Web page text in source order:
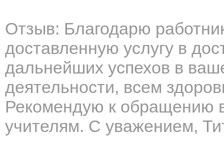
Отзыв: Благодарю
доставленную услугу в
дальнейших успехов в
деятельности, всем
Рекомендую к обращению
учителям. С уважением,